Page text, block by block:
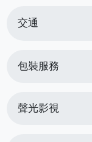
交通
包裝服務
聲光影視